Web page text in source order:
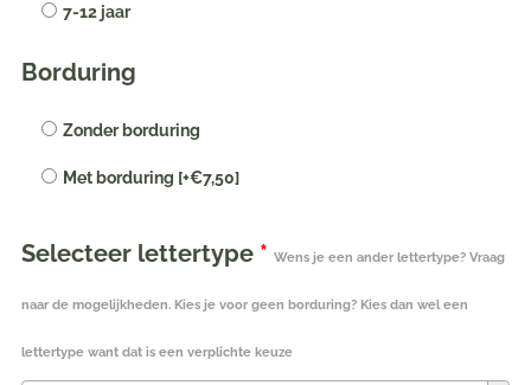
7-12 jaar
Borduring
Zonder borduring
Met borduring [+€7,50]
Selecteer lettertype * Wens je een ander lettertype? Vraag
naar de mogelijkheden. Kies je voor geen borduring? Kies dan wel een
lettertype want dat is een verplichte keuze
naam
twee
maten